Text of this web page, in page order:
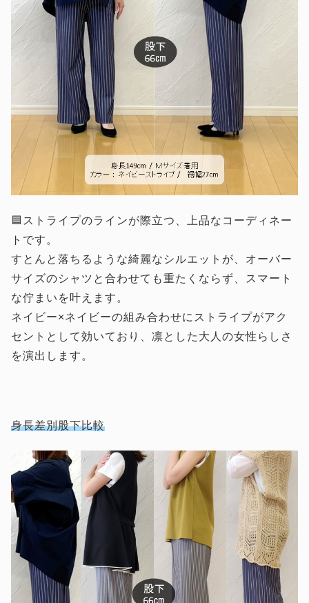
🟦ストライプのラインが際立つ、上品なコーディネー
トです。
すとんと落ちるような綺麗なシルエットが、オーバー
サイズのシャツと合わせても重たくならず、スマート
な佇まいを叶えます。
ネイビー×ネイビーの組み合わせにストライプがアク
セントとして効いており、凛とした大人の女性らしさ
を演出します。
身長差別股下比較